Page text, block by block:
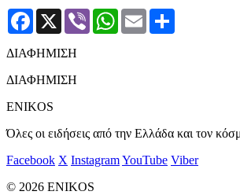
Facebook
X Viber WhatsApp
Email
ΔΙΑΦΗΜΙΣΗ
ΔΙΑΦΗΜΙΣΗ
ENIKOS
Όλες οι ειδήσεις από την Ελλάδα και τον
Facebook X InstagramYouTube Viber
© 2026 ENIKOS